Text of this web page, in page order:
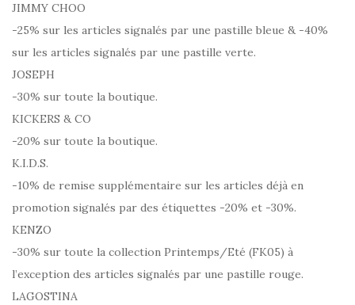
JIMMY CHOO
-25% sur les articles signalés par une pastille bleue & -40%
sur les articles signalés par une pastille verte.
JOSEPH
-30% sur toute la boutique.
KICKERS & CO
-20% sur toute la boutique.
K.I.D.S.
-10% de remise supplémentaire sur les articles déjà en
promotion signalés par des étiquettes -20% et -30%.
KENZO
-30% sur toute la collection Printemps/Eté (FK05) à
l’exception des articles signalés par une pastille rouge.
LAGOSTINA